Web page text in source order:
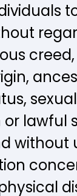
creed,
sexual
lawful
without